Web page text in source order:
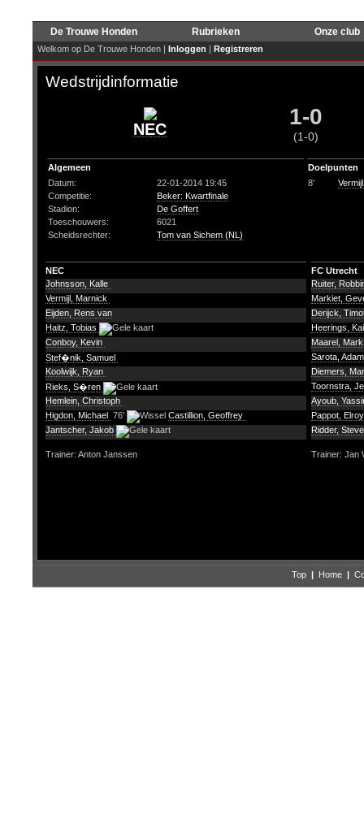
De Trouwe Honden Rubrieken Onze club
Welkom op De Trouwe Honden | Inloggen | Registreren
Wedstrijdinformatie
NEC 1-0
(1-0)
Algemeen
Datum:
22-01-2014 19:45
Competitie:
Beker: Kwartfinale
Stadion:
De Goffert
Toeschouwers:
6021
Scheidsrechter:
Tom van Sichem (NL)
Doelpunten
8'
NEC
FC Utrecht
Johnsson, Kalle
Vermijl, Marnick
Eijden, Rens van
Haitz, Tobias
Conboy, Kevin
Stef�nik, Samuel
Koolwijk, Ryan
Rieks, S�ren
Hemlein, Christoph
Higdon, Michael 76'
Castillion, Geoffrey
Jantscher, Jakob
Ruiter,
Markiet,
Derijck,
Heerings,
Maarel,
Sarota,
Diemers,
Toornstra,
Ayoub,
Pappot,
Ridder,
Trainer: Anton Janssen Trainer: Jan
Top | Home |